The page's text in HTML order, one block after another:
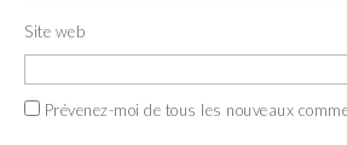
Site web
Prévenez-moi de tous les nouveaux